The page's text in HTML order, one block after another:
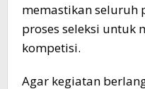
memastikan seluruh
proses seleksi untuk
kompetisi.
Agar kegiatan